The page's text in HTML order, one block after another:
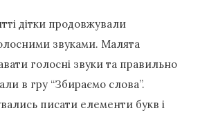
дітки продовжували
звуками. Малята
голосні звуки та правильно
в гру “Збираємо слова”.
писати елементи букв і